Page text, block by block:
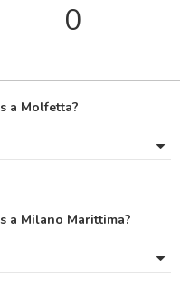
0
a Molfetta?
a Milano Marittima?